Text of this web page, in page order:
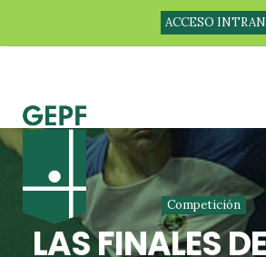
ACCESO
Competición
LAS FINALES